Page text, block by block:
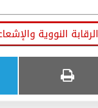
الرقابة النووية